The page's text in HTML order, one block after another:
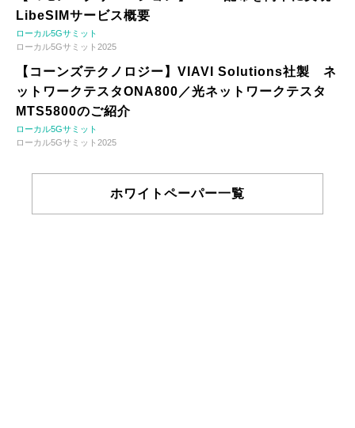
LibeSIMサービス概要
ローカル5Gサミット
ローカル5Gサミット2025
【コーンズテクノロジー】VIAVI Solutions社製 ネ
ットワークテスタONA800／光ネットワークテスタ
MTS5800のご紹介
ローカル5Gサミット
ローカル5Gサミット2025
ホワイトペーパー一覧